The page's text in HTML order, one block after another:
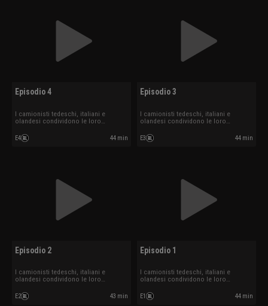
Episodio 4
I camionisti tedeschi, italiani e
olandesi condividono le loro
E4 44 min
Episodio 3
I camionisti tedeschi, italiani e
olandesi condividono le loro
E3 44 min
Episodio 2
I camionisti tedeschi, italiani e
olandesi condividono le loro
E2 43 min
Episodio 1
I camionisti tedeschi, italiani e
olandesi condividono le loro
E1 44 min